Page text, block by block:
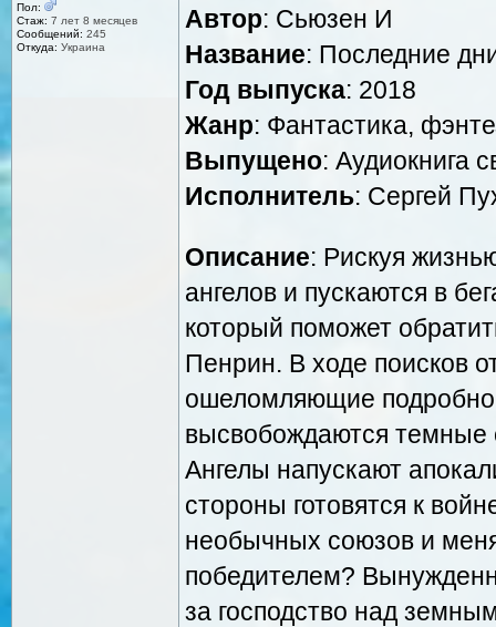
Пол:
Стаж: 7 лет 8 месяцев
Сообщений: 245
Откуда: Украина
Автор: Сьюзен И
Название: Последние
Год выпуска: 2018
Жанр: Фантастика,
Выпущено: Аудиокнига
Исполнитель: Сергей
Описание: Рискуя
ангелов и пускаются в
который поможет
Пенрин. В ходе поисков
ошеломляющие
высвобождаются темные
Ангелы напускают
стороны готовятся к
необычных союзов и
победителем?
за господство над